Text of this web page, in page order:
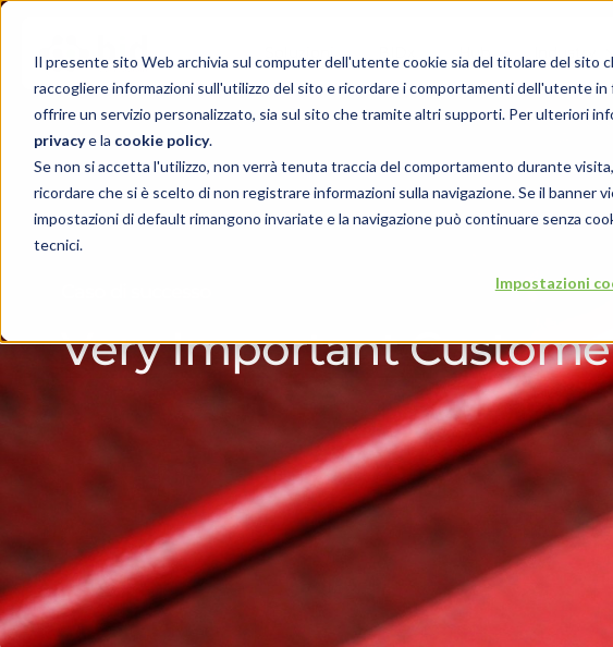
Il presente sito Web archivia sul computer dell'utente cookie sia del titolare del sito
raccogliere informazioni sull'utilizzo del sito e ricordare i comportamenti dell'utente
offrire un servizio personalizzato, sia sul sito che tramite altri supporti. Per ulteriori
privacye la cookie policy.
Se non si accetta l'utilizzo, non verrà tenuta traccia del comportamento durante
ricordare che si è scelto di non registrare informazioni sulla navigazione. Se il banner
impostazioni di default rimangono invariate e la navigazione può continuare senza
tecnici.
Impostazioni
Soluzioni Hub Industry
Very Important